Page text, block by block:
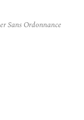
Sans Ordonnance